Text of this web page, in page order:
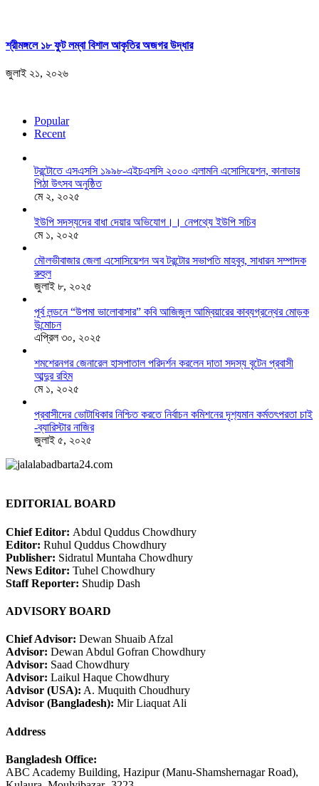
শ্রীমঙ্গলে ১৮ ফুট লম্বা বিশাল আকৃতির অজগর উদ্ধার
জুলাই ২১, ২০২৬
Popular
Recent
টরন্টোতে এসএসসি ১৯৯৮-এইচএসসি ২০০০ এলামনি এসোসিয়েশন, কানাডার
পিঠা উৎসব অনুষ্ঠিত
মে ২, ২০২৫
ইউপি সদস্যদের বাধা দেয়ার অভিযোগ।। নেপথ্যে ইউপি সচিব
মে ১, ২০২৫
মৌলভীবাজার জেলা এসোসিয়েশন অব টরন্টোর সভাপতি মাহবুব, সাধারন সম্পাদক
রুহুল
জুলাই ৮, ২০২৫
পূর্ব লন্ডনে “উপমা ভালোবাসার” কবি আজিজুল আম্বিয়ারের কাব্যগ্রন্থের মোড়ক
উন্মোচন
এপ্রিল ৩০, ২০২৫
শমশেরনগর জেনারেল হাসপাতাল পরিদর্শন করলেন দাতা সদস্য বৃটেন প্রবাসী
আব্দুর রহিম
মে ১, ২০২৫
প্রবাসীদের ভোটাধিকার নিশ্চিত করতে নির্বাচন কমিশনের দৃশ‍্যমান কর্মতৎপরতা চাই
-ব্যারিস্টার নাজির
জুলাই ৫, ২০২৫
EDITORIAL BOARD
Chief Editor: Abdul Quddus Chowdhury
Editor: Ruhul Quddus Chowdhury
Publisher: Sidratul Muntaha Chowdhury
News Editor: Tuhel Chowdhury
Staff Reporter: Shudip Dash
ADVISORY BOARD
Chief Advisor: Dewan Shuaib Afzal
Advisor: Dewan Abdul Gofran Chowdhury
Advisor: Saad Chowdhury
Advisor: Laikul Haque Chowdhury
Advisor (USA): A. Muquith Choudhury
Advisor (Bangladesh): Mir Liaquat Ali
Address
Bangladesh Office:
ABC Academy Building, Hazipur (Manu-Shamshernagar Road),